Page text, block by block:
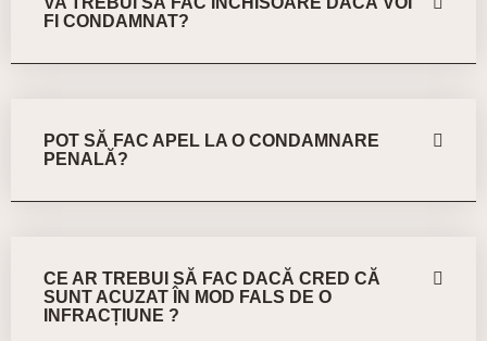
FI CONDAMNAT?
POT SĂ FAC APEL LA O CONDAMNARE
PENALĂ?
CE AR TREBUI SĂ FAC DACĂ CRED CĂ
SUNT ACUZAT ÎN MOD FALS DE O
INFRACȚIUNE ?